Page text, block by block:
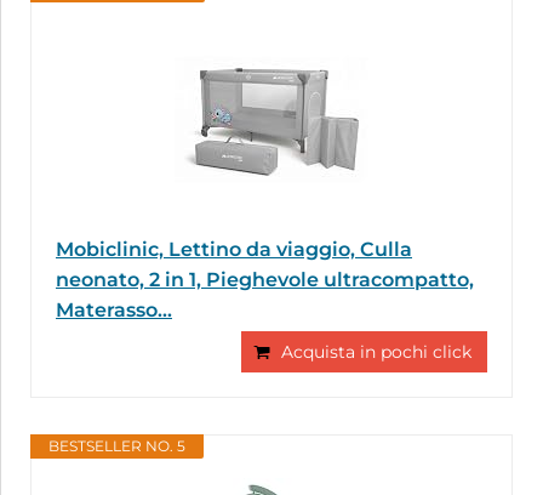
Mobiclinic, Lettino da viaggio, Culla
neonato, 2 in 1, Pieghevole ultracompatto,
Materasso...
Acquista in pochi click
BESTSELLER NO. 5